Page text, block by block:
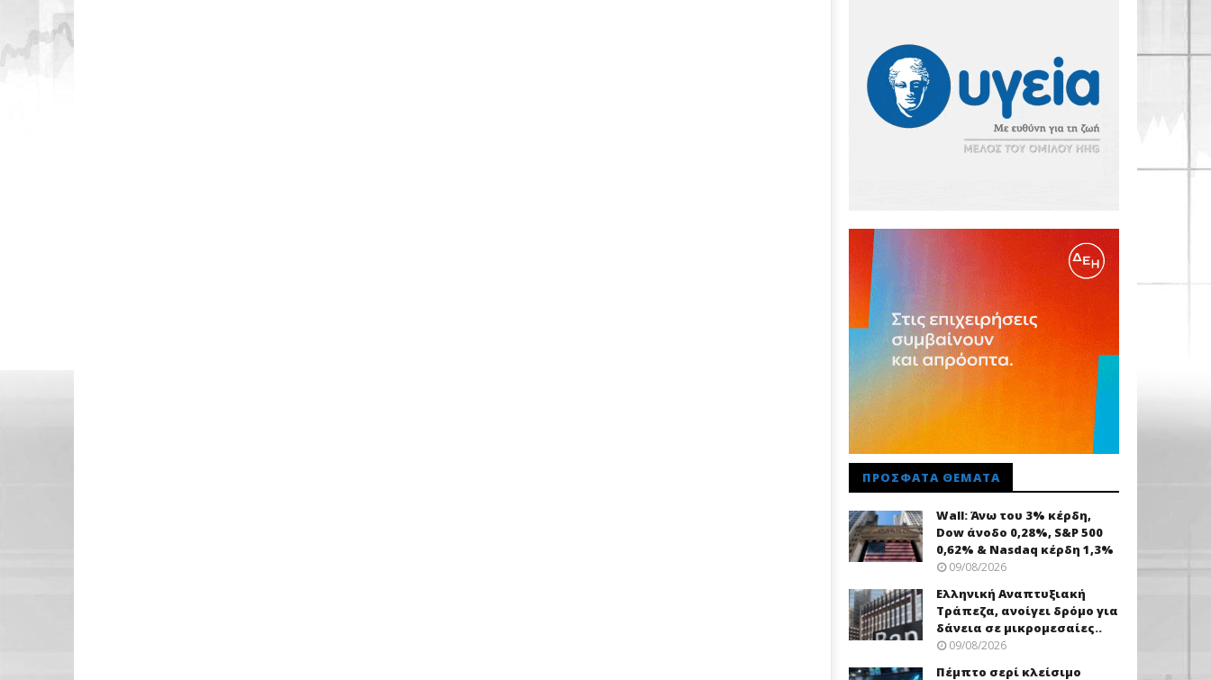
ΠΡΌΣΦΑΤΑ ΘΈΜΑΤΑ
Wall: Άνω του 3% κέρδη,
Dow άνοδο 0,28%, S&P 500
0,62% & Nasdaq κέρδη 1,3%
09/08/2026
Ελληνική Αναπτυξιακή
Τράπεζα, ανοίγει δρόμο για
δάνεια σε μικρομεσαίες..
09/08/2026
Πέμπτο σερί κλείσιμο